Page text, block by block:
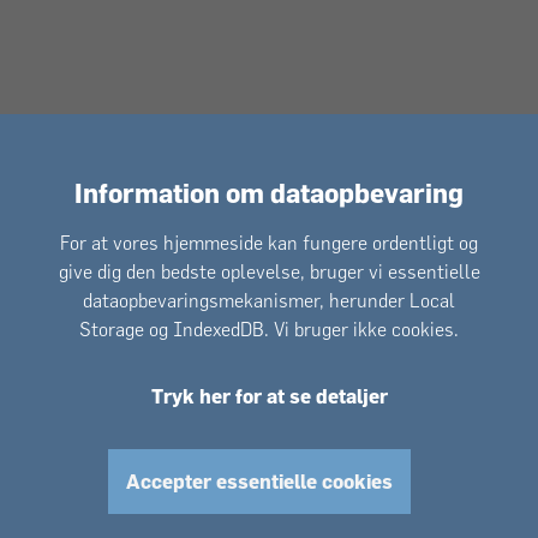
Information om dataopbevaring
For at vores hjemmeside kan fungere ordentligt og
give dig den bedste oplevelse, bruger vi essentielle
dataopbevaringsmekanismer, herunder Local
Storage og IndexedDB. Vi bruger ikke cookies.
Tryk her for at se detaljer
Accepter essentielle cookies